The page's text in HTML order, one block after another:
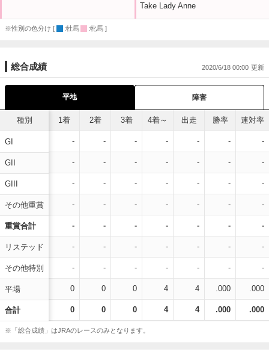
Take Lady Anne
※性別の色分け [ :牡馬 :牝馬 ]
総合成績 2020/6/18 00:00
平地 障害
種別
GI
GII
GIII
その他重賞
重賞合計
リステッド
その他特別
平場
合計
1着 2着 3着 4着～ 出走 勝率 連対率
- - - - - - -
- - - - - - -
- - - - - - -
- - - - - - -
- - - - - - -
- - - - - - -
- - - - - - -
0 0 0 4 4 .000 .000
0 0 0 4 4 .000 .000
※「総合成績」はJRAのレースのみとなります。